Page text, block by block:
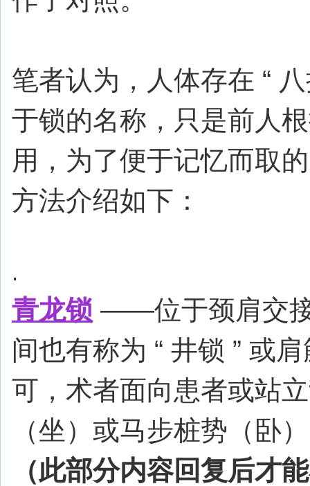
笔者认为，人体存在 “
于锁的名称，只是前人
用，为了便于记忆而取
方法介绍如下：
.
青龙锁 ——位于颈肩交
间也有称为 “ 井锁 ” 或
可，术者面向患者或站
（坐）或马步桩势（卧
（此部分内容回复后才